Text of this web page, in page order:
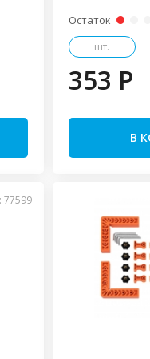
Остаток
шт.
353 P
В
77599